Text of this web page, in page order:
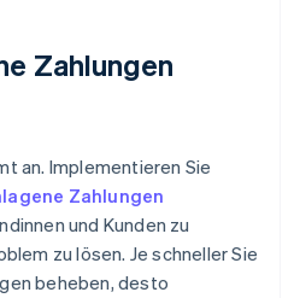
Zahlungen
an. Implementieren Sie
Zahlungen
und Kunden zu
zu lösen. Je schneller Sie
beheben, desto